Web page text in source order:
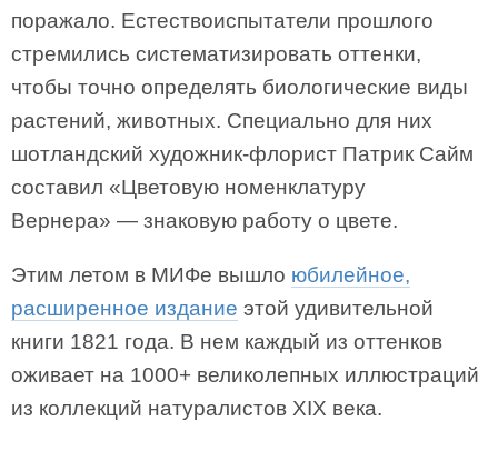
поражало. Естествоиспытатели прошлого
стремились систематизировать оттенки,
чтобы точно определять биологические виды
растений, животных. Специально для них
шотландский художник-флорист Патрик Сайм
составил «Цветовую номенклатуру
Вернера» — знаковую работу о цвете.
Этим летом в МИФе вышло юбилейное,
расширенное издание этой удивительной
книги 1821 года. В нем каждый из оттенков
оживает на 1000+ великолепных иллюстраций
из коллекций натуралистов XIX века.